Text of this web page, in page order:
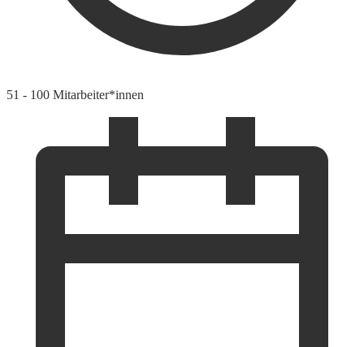
51 - 100 Mitarbeiter*innen